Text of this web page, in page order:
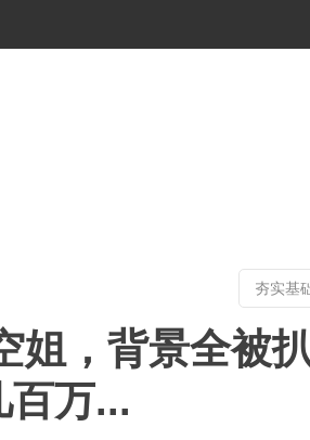
姐，背景全被
百万...